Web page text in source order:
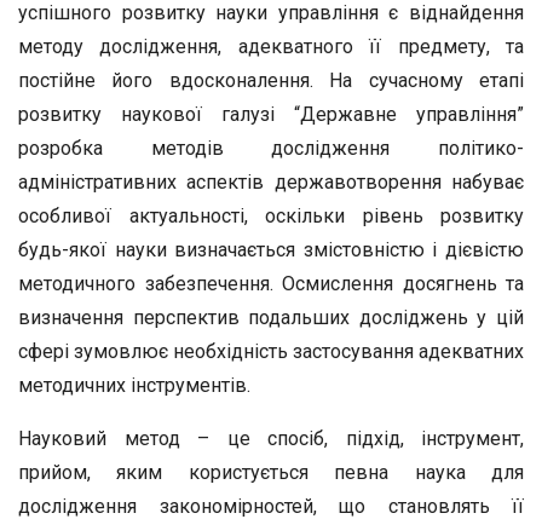
успішного розвитку науки управління є віднайдення
методу дослідження, адекватного її предмету, та
постійне його вдосконалення. На сучасному етапі
розвитку наукової галузі “Державне управління”
розробка методів дослідження політико-
адміністративних аспектів державотворення набуває
особливої актуальності, оскільки рівень розвитку
будь-якої науки визначається змістовністю і дієвістю
методичного забезпечення. Осмислення досягнень та
визначення перспектив подальших досліджень у цій
сфері зумовлює необхідність застосування адекватних
методичних інструментів.
Науковий метод – це спосіб, підхід, інструмент,
прийом, яким користується певна наука для
дослідження закономірностей, що становлять її